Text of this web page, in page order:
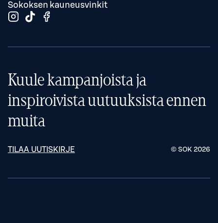
Sokoksen kauneusvinkit
Kuule kampanjoista ja
inspiroivista uutuuksista ennen
muita
TILAA UUTISKIRJE © SOK 2026